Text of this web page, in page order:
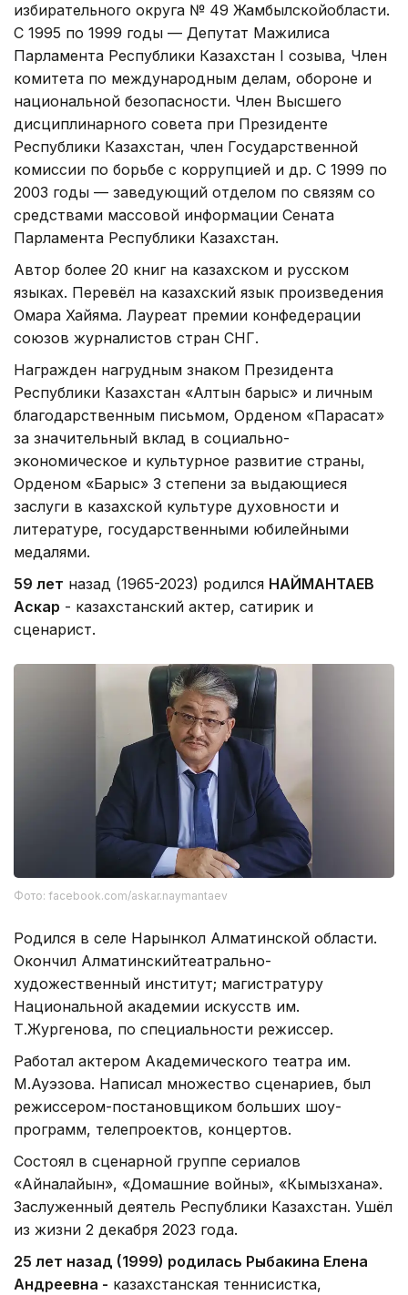
избирательного округа № 49 Жамбылскойобласти.
С 1995 по 1999 годы — Депутат Мажилиса
Парламента Республики Казахстан I созыва, Член
комитета по международным делам, обороне и
национальной безопасности. Член Высшего
дисциплинарного совета при Президенте
Республики Казахстан, член Государственной
комиссии по борьбе с коррупцией и др. С 1999 по
2003 годы — заведующий отделом по связям со
средствами массовой информации Сената
Парламента Республики Казахстан.
Автор более 20 книг на казахском и русском
языках. Перевёл на казахский язык произведения
Омара Хайяма. Лауреат премии конфедерации
союзов журналистов стран СНГ.
Награжден нагрудным знаком Президента
Республики Казахстан «Алтын барыс» и личным
благодарственным письмом, Орденом «Парасат»
за значительный вклад в социально-
экономическое и культурное развитие страны,
Орденом «Барыс» 3 степени за выдающиеся
заслуги в казахской культуре духовности и
литературе, государственными юбилейными
медалями.
59 лет назад (1965-2023) родился НАЙМАНТАЕВ
Аскар - казахстанский актер, сатирик и
сценарист.
Фото: facebook.com/askar.naymantaev
Родился в селе Нарынкол Алматинской области.
Окончил Алматинскийтеатрально-
художественный институт; магистратуру
Национальной академии искусств им.
Т.Жургенова, по специальности режиссер.
Работал актером Академического театра им.
М.Ауэзова. Написал множество сценариев, был
режиссером-постановщиком больших шоу-
программ, телепроектов, концертов.
Состоял в сценарной группе сериалов
«Айналайын», «Домашние войны», «Кымызхана».
Заслуженный деятель Республики Казахстан. Ушёл
из жизни 2 декабря 2023 года.
25 лет назад (1999) родилась Рыбакина Елена
Андреевна - казахстанская теннисистка,